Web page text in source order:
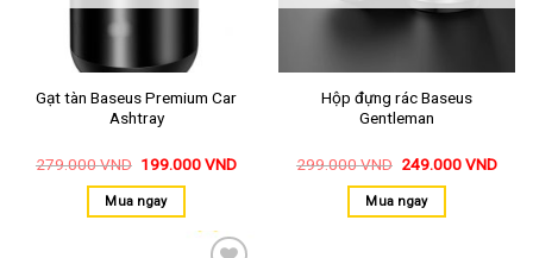
Gạt tàn Baseus Premium Car
Ashtray
279.000VND 199.000VND
Mua ngay
Hộp đựng rác Baseus
Gentleman
299.000VND 249.000VND
Mua ngay